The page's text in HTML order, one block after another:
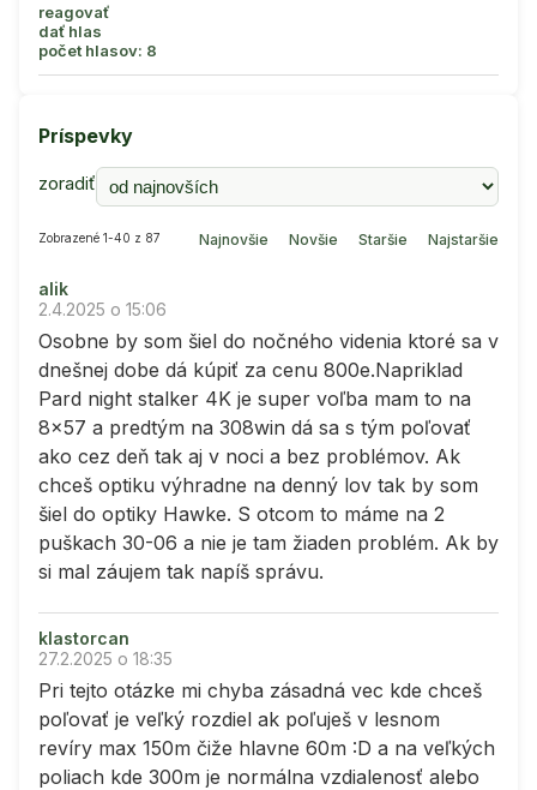
reagovať
dať hlas
počet hlasov: 8
Príspevky
zoradiť
Zobrazené 1-40 z 87 Najnovšie Novšie Staršie Najstaršie
alik
2.4.2025 o 15:06
Osobne by som šiel do nočného videnia ktoré sa v
dnešnej dobe dá kúpiť za cenu 800e.Napriklad
Pard night stalker 4K je super voľba mam to na
8x57 a predtým na 308win dá sa s tým poľovať
ako cez deň tak aj v noci a bez problémov. Ak
chceš optiku výhradne na denný lov tak by som
šiel do optiky Hawke. S otcom to máme na 2
puškach 30-06 a nie je tam žiaden problém. Ak by
si mal záujem tak napíš správu.
klastorcan
27.2.2025 o 18:35
Pri tejto otázke mi chyba zásadná vec kde chceš
poľovať je veľký rozdiel ak poľuješ v lesnom
revíry max 150m čiže hlavne 60m :D a na veľkých
poliach kde 300m je normálna vzdialenosť alebo